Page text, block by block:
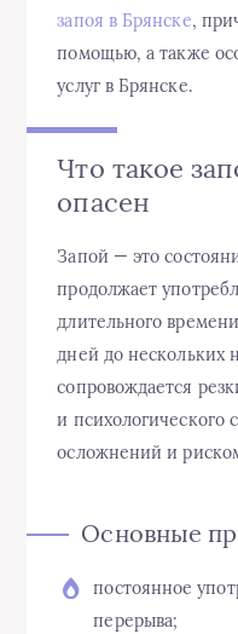
запоя в Брянске,
помощью, а также
услуг в Брянске.
Что такое
опасен
Запой — это
продолжает
длительного
дней до нескольких
сопровождается
и психологического
осложнений и
Основные
постоянное
перерыва;